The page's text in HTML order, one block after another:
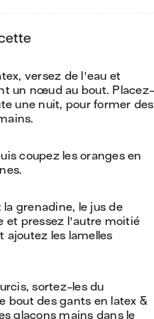
versez de l'eau et
un nœud au bout. Placez-
une nuit, pour former des
coupez les oranges en
la grenadine, le jus de
et pressez l'autre moitié
ajoutez les lamelles
sortez-les du
bout des gants en latex &
glaçons mains dans le